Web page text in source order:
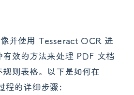
并使用 Tesseract OCR 进
效的方法来处理 PDF 文档
规则表格。以下是如何在
程的详细步骤：